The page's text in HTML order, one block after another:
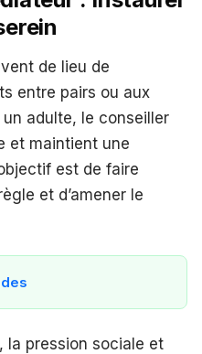
de lieu de
entre pairs ou aux
adulte, le conseiller
et maintient une
est de faire
et d’amener le
la pression sociale et